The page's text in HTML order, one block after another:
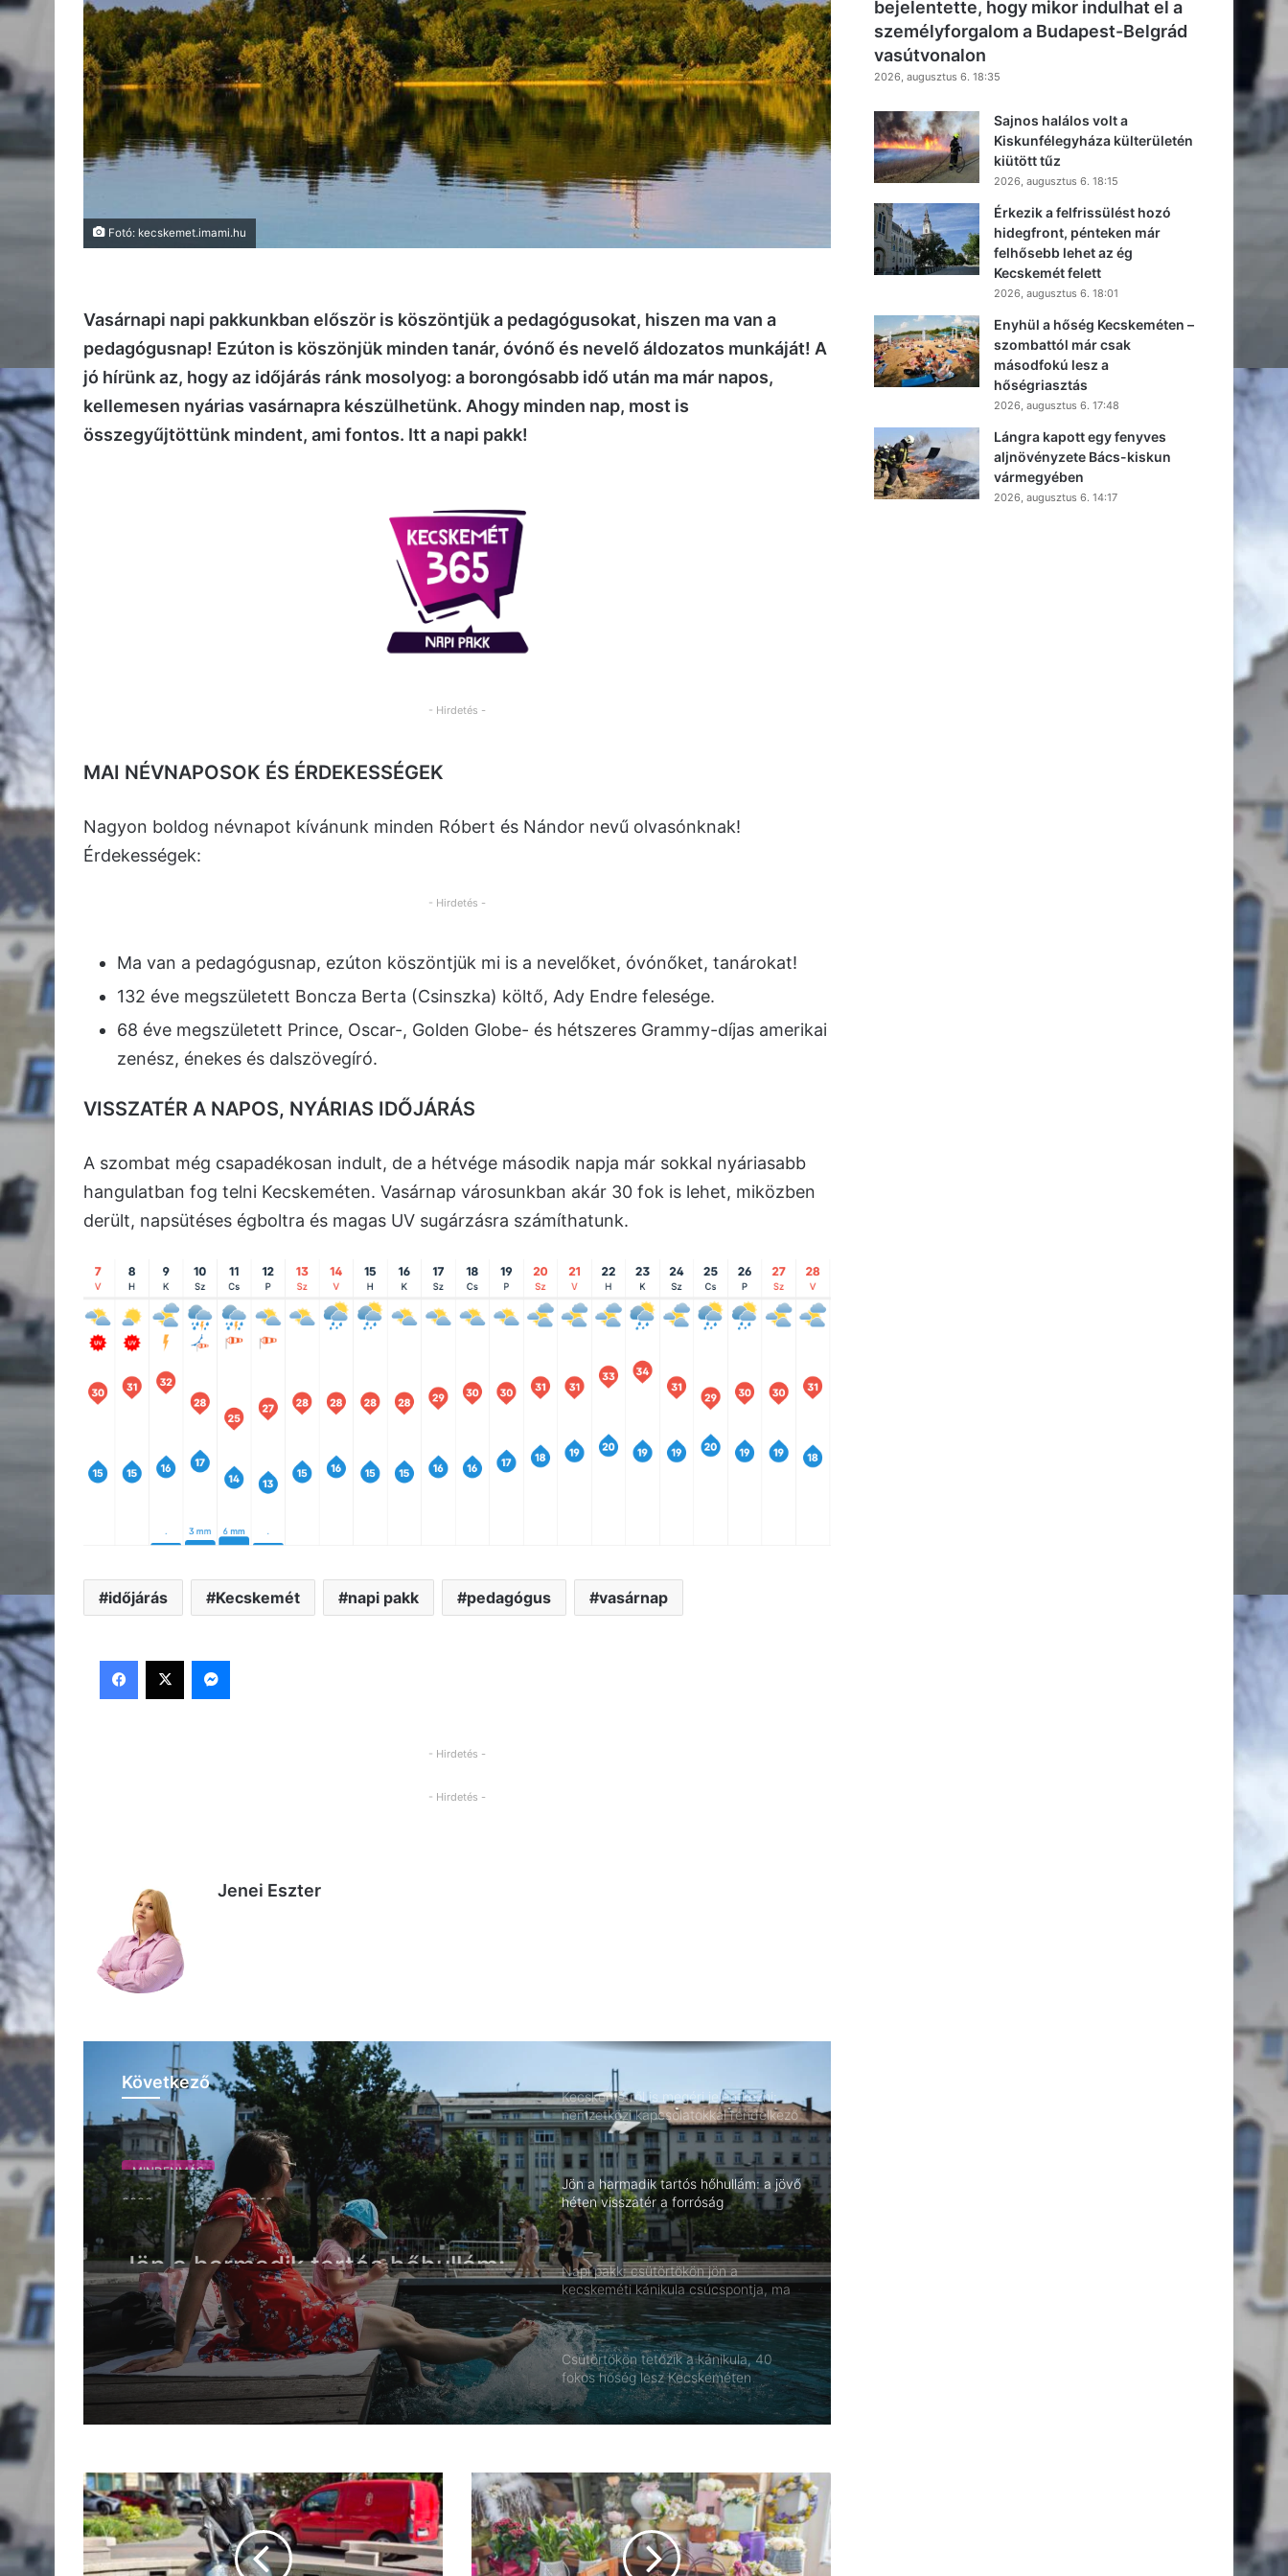
Fotó: kecskemet.imami.hu
Vasárnapi napi pakkunkban először is köszöntjük a pedagógusokat, hiszen ma van a
pedagógusnap! Ezúton is köszönjük minden tanár, óvónő és nevelő áldozatos munkáját! A
jó hírünk az, hogy az időjárás ránk mosolyog: a borongósabb idő után ma már napos,
kellemesen nyárias vasárnapra készülhetünk. Ahogy minden nap, most is
összegyűjtöttünk mindent, ami fontos. Itt a napi pakk!
MAI NÉVNAPOSOK ÉS ÉRDEKESSÉGEK
Nagyon boldog névnapot kívánunk minden Róbert és Nándor nevű olvasónknak!
Ma van a pedagógusnap, ezúton köszöntjük mi is a nevelőket, óvónőket, tanárokat!
132 éve megszületett Boncza Berta (Csinszka) költő, Ady Endre felesége.
68 éve megszületett Prince, Oscar-, Golden Globe- és hétszeres Grammy-díjas amerikai
zenész, énekes és dalszövegíró.
VISSZATÉR A NAPOS, NYÁRIAS IDŐJÁRÁS
A szombat még csapadékosan indult, de a hétvége második napja már sokkal nyáriasabb
hangulatban fog telni Kecskeméten. Vasárnap városunkban akár 30 fok is lehet, miközben
derült, napsütéses égboltra és magas UV sugárzásra számíthatunk.
KÖZÉLET
Vitézy Dávid Szabadkán járt, és
bejelentette, hogy mikor indulhat el a
személyforgalom a Budapest-Belgrád
vasútvonalon
2026, augusztus 6. 18:35
Sajnos halálos volt a
Kiskunfélegyháza külterületén
kiütött tűz
2026, augusztus 6. 18:15
Érkezik a felfrissülést hozó
hidegfront, pénteken már
felhősebb lehet az ég
Kecskemét felett
2026, augusztus 6. 18:01